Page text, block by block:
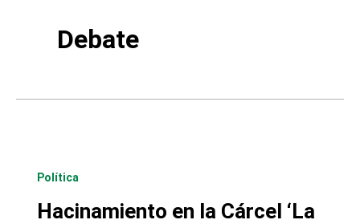
Debate
Política
Hacinamiento en la Cárcel ‘La